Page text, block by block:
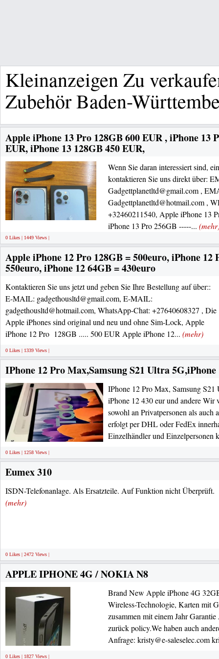
Kleinanzeigen Zu
Zubehör Baden-
Apple iPhone 13 Pro 128GB 600 EUR , iPhone 13
EUR, iPhone 13 128GB 450 EUR,
Wenn Sie daran interessiert sind,
kontaktieren Sie uns direkt über:
Gadgettplanetltd@gmail.com ,
Gadgettplanetltd@hotmail.com ,
+32460211540, Apple iPhone 13
iPhone 13 Pro 256GB -----...
0 Likes | 1449 Views |
Apple iPhone 12 Pro 128GB = 500euro, iPhone 12
550euro, iPhone 12 64GB = 430euro
Kontaktieren Sie uns jetzt und geben Sie Ihre Bestellung auf über::
E-MAIL: gadgethousltd@gmail.com, E-MAIL:
gadgethousltd@hotmail.com, WhatsApp-Chat: +27640608327 , Die
Apple iPhones sind original und neu und ohne Sim-Lock, Apple
iPhone 12 Pro 128GB ..... 500 EUR Apple iPhone 12... (mehr)
0 Likes | 1339 Views |
IPhone 12 Pro Max,Samsung S21 Ultra
IPhone 12 Pro Max, Samsung
iPhone 12 430 eur und andere Wir
sowohl an Privatpersonen als auch
erfolgt per DHL oder FedEx
Einzelhändler und Einzelpersonen
0 Likes | 1258 Views |
Eumex 310
ISDN-Telefonanlage. Als Ersatzteile. Auf Funktion nicht Überprüft.
(mehr)
0 Likes | 2472 Views |
APPLE IPHONE 4G / NOKIA N8
Brand New Apple iPhone 4G
Wireless-Technologie, Karten mit
zusammen mit einem Jahr
zurück policy.We haben auch
Anfrage: kristy@e-saleselec.com
0 Likes | 1827 Views |